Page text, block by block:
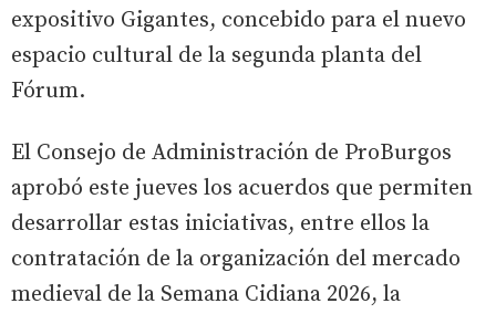
expositivo Gigantes, concebido para el nuevo
espacio cultural de la segunda planta del
Fórum.
El Consejo de Administración de ProBurgos
aprobó este jueves los acuerdos que permiten
desarrollar estas iniciativas, entre ellos la
contratación de la organización del mercado
medieval de la Semana Cidiana 2026, la